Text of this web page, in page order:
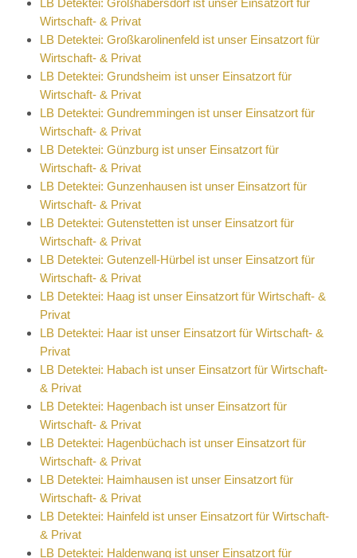
Wirtschaft- & Privat
LB Detektei: Großkarolinenfeld ist unser Einsatzort für
Wirtschaft- & Privat
LB Detektei: Grundsheim ist unser Einsatzort für
Wirtschaft- & Privat
LB Detektei: Gundremmingen ist unser Einsatzort für
Wirtschaft- & Privat
LB Detektei: Günzburg ist unser Einsatzort für
Wirtschaft- & Privat
LB Detektei: Gunzenhausen ist unser Einsatzort für
Wirtschaft- & Privat
LB Detektei: Gutenstetten ist unser Einsatzort für
Wirtschaft- & Privat
LB Detektei: Gutenzell-Hürbel ist unser Einsatzort für
Wirtschaft- & Privat
LB Detektei: Haag ist unser Einsatzort für Wirtschaft- &
Privat
LB Detektei: Haar ist unser Einsatzort für Wirtschaft- &
Privat
LB Detektei: Habach ist unser Einsatzort für Wirtschaft-
& Privat
LB Detektei: Hagenbach ist unser Einsatzort für
Wirtschaft- & Privat
LB Detektei: Hagenbüchach ist unser Einsatzort für
Wirtschaft- & Privat
LB Detektei: Haimhausen ist unser Einsatzort für
Wirtschaft- & Privat
LB Detektei: Hainfeld ist unser Einsatzort für Wirtschaft-
& Privat
LB Detektei: Haldenwang ist unser Einsatzort für